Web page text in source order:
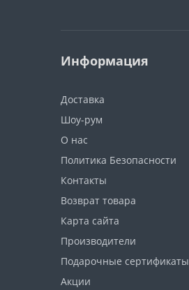
Информация
Доставка
Шоу-рум
О нас
Политика Безопасности
Контакты
Возврат товара
Карта сайта
Производители
Подарочные сертификаты
Акции